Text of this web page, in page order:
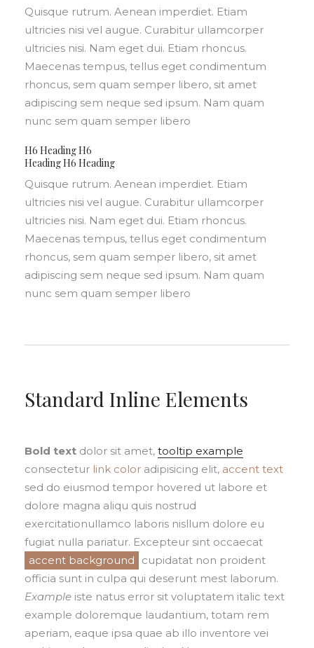
Quisque rutrum. Aenean imperdiet. Etiam
ultricies nisi vel augue. Curabitur ullamcorper
ultricies nisi. Nam eget dui. Etiam rhoncus.
Maecenas tempus, tellus eget condimentum
rhoncus, sem quam semper libero, sit amet
adipiscing sem neque sed ipsum. Nam quam
nunc sem quam semper libero
H6 Heading H6
Heading H6 Heading
Quisque rutrum. Aenean imperdiet. Etiam
ultricies nisi vel augue. Curabitur ullamcorper
ultricies nisi. Nam eget dui. Etiam rhoncus.
Maecenas tempus, tellus eget condimentum
rhoncus, sem quam semper libero, sit amet
adipiscing sem neque sed ipsum. Nam quam
nunc sem quam semper libero
Standard Inline Elements
Bold text dolor sit amet, tooltip example
consectetur link color adipisicing elit, accent text
sed do eiusmod tempor hovered ut labore et
dolore magna aliqu quis nostrud
exercitationullamco laboris nisllum dolore eu
fugiat nulla pariatur. Excepteur sint occaecat
accent background
cupidatat non proident
officia sunt in culpa qui deserunt mest laborum.
Example iste natus error sit voluptatem italic text
example doloremque laudantium, totam rem
aperiam, eaque ipsa quae ab illo inventore vei